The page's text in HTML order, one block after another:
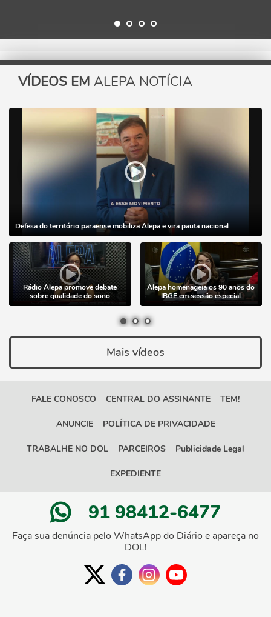
VÍDEOS EM ALEPA NOTÍCIA
Defesa do território paraense mobiliza Alepa e vira pauta nacional
Rádio Alepa promove debate
sobre qualidade do sono
Alepa homenageia os 90 anos do
IBGE em sessão especial
Mais vídeos
FALE CONOSCO CENTRAL DO ASSINANTE TEM!
ANUNCIE POLÍTICA DE PRIVACIDADE
TRABALHE NO DOL PARCEIROS Publicidade Legal
EXPEDIENTE
91 98412-6477
Faça sua denúncia pelo WhatsApp do Diário e apareça no
DOL!